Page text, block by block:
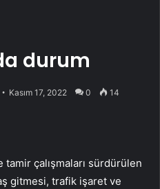
durum
Kasım 17, 2022 0 14
tamir çalışmaları sürdürülen
gitmesi, trafik işaret ve